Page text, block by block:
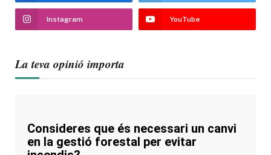
Instagram YouTube
La teva opinió importa
Consideres que és necessari un canvi
en la gestió forestal per evitar